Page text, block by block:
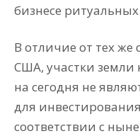
бизнесе ритуальных
В отличие от тех
США, участки земли
на сегодня не
для инвестирования
соответствии с